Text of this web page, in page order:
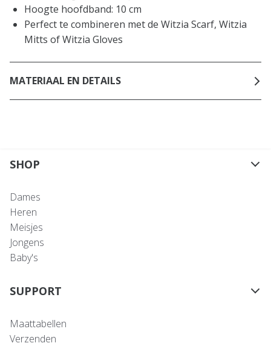
Hoogte hoofdband: 10 cm
Perfect te combineren met de Witzia Scarf, Witzia
Mitts of Witzia Gloves
MATERIAAL EN DETAILS
SHOP
Dames
Heren
Meisjes
Jongens
Baby's
SUPPORT
Maattabellen
Verzenden